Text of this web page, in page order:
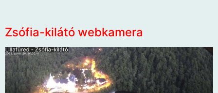
Zsófia-kilátó webkamera